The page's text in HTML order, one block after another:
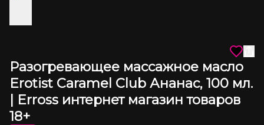
Разогревающее массажное масло
Erotist Caramel Club Ананас, 100 мл.
| Erross интернет магазин товаров
18+